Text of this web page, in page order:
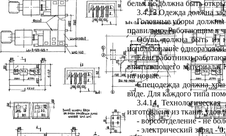
белья не должна быть
3.4.13Одежда должна
Головные уборы должны
правильно. Работающим в
Обувь должна быть из
использование
Если работники
впитывающего материала.
на новые.
Спецодежда должна
виде. Для каждого типа
3.4.14
изготовлена из ткани,
- ворсоотделение - не
- электрический заряд - 0;